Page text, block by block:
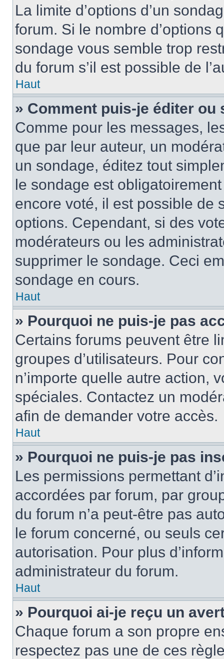
La limite d’options d’un
forum. Si le nombre d’options
sondage vous semble trop
du forum s’il est possible de
Haut
» Comment puis-je éditer ou
Comme pour les messages,
que par leur auteur, un
un sondage, éditez tout
le sondage est
encore voté, il est possible de
options. Cependant, si des
modérateurs ou les
supprimer le sondage. Ceci
sondage en cours.
Haut
» Pourquoi ne puis-je pas
Certains forums peuvent être
groupes d’utilisateurs. Pour
n’importe quelle autre action,
spéciales. Contactez un
afin de demander votre accès.
Haut
» Pourquoi ne puis-je pas
Les permissions permettant
accordées par forum, par
du forum n’a peut-être pas
le forum concerné, ou seuls
autorisation. Pour plus
administrateur du forum.
Haut
» Pourquoi ai-je reçu un
Chaque forum a son propre
respectez pas une de ces